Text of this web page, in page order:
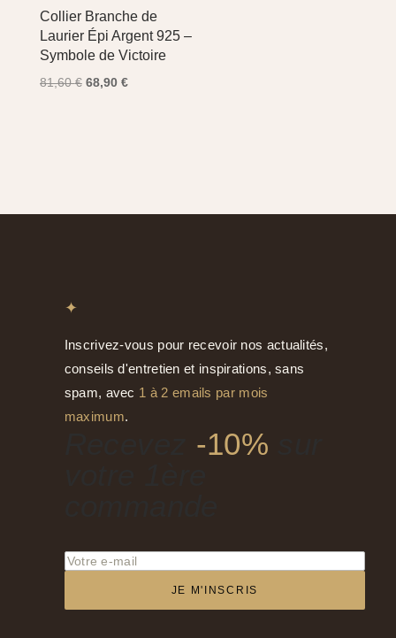
Collier Branche de
Laurier Épi Argent 925 –
Symbole de Victoire
81,60€ Le
68,90 €Le
✦
Inscrivez-vous pour recevoir nos actualités,
conseils d'entretien et inspirations, sans
spam, avec 1 à 2 emails par mois
maximum.
-10%
JE M'INSCRIS